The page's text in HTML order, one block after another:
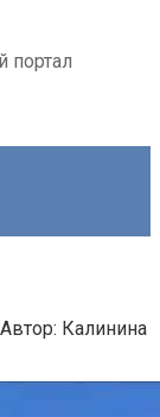
портал
Автор: Калинина